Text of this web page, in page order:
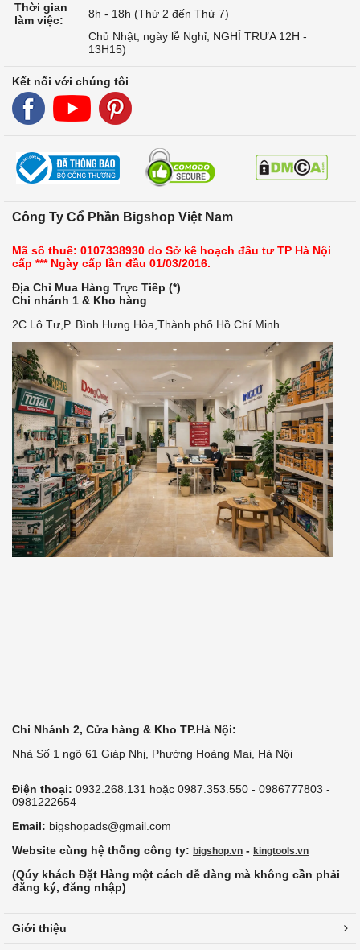
Thời gian
làm việc:
8h - 18h (Thứ 2 đến Thứ 7)
Chủ Nhật, ngày lễ Nghỉ, NGHỈ TRƯA 12H -
13H15)
Kết nối với chúng tôi
Công Ty Cổ Phần Bigshop Việt Nam
Mã số thuế: 0107338930 do Sở kế hoạch đầu tư TP Hà Nội
cấp *** Ngày cấp lần đầu 01/03/2016.
Địa Chỉ Mua Hàng Trực Tiếp (*)
Chi nhánh 1 & Kho hàng
2C Lô Tư,P. Bình Hưng Hòa,Thành phố Hồ Chí Minh
Chi Nhánh 2, Cửa hàng & Kho TP.Hà Nội:
Nhà Số 1 ngõ 61 Giáp Nhị, Phường Hoàng Mai, Hà Nội
Điện thoại: 0932.268.131 hoặc 0987.353.550 - 0986777803 -
0981222654
Email: bigshopads@gmail.com
Website cùng hệ thống công ty: bigshop.vn - kingtools.vn
(Qúy khách Đặt Hàng một cách dễ dàng mà không cần phải
đăng ký, đăng nhập)
Giới thiệu